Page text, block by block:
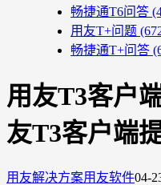
畅捷通T6问答
用友T+问题
畅捷通T+问答
用友T3客户
友T3客户端
用友解决方案用友软件04-